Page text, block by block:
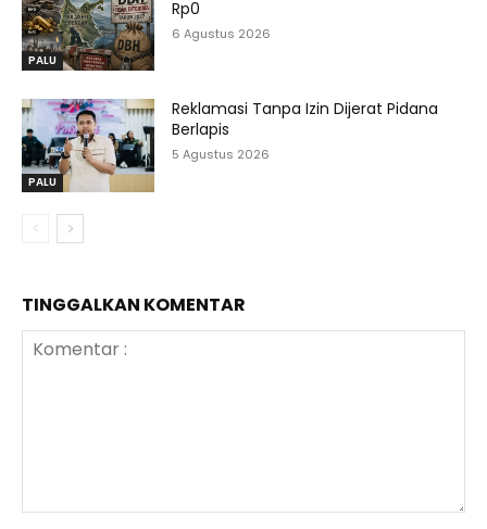
PALU
Rp0
6 Agustus 2026
PALU
Reklamasi Tanpa Izin Dijerat Pidana
Berlapis
5 Agustus 2026
TINGGALKAN KOMENTAR